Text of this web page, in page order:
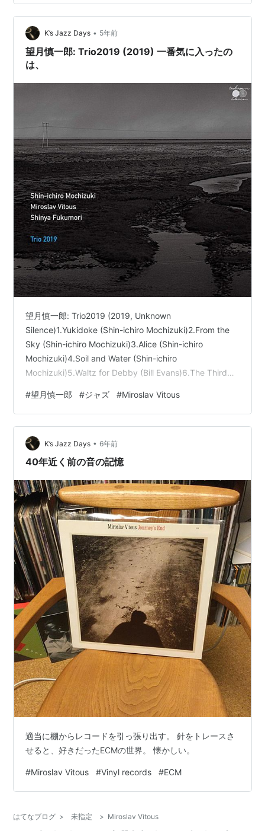
K’s Jazz Days • 5年前
望月慎一郎: Trio2019 (2019) 一番気に入ったの
は、
望月慎一郎: Trio2019 (2019, Unknown
Silence)1.Yukidoke (Shin-ichiro Mochizuki)2.From the
Sky (Shin-ichiro Mochizuki)3.Alice (Shin-ichiro
Mochizuki)4.Soil and Water (Shin-ichiro
Mochizuki)5.Waltz for Debby (Bill Evans)6.The Third
Vitous(b), 福盛進也(ds)Recorded …
#望月慎一郎 #ジャズ #Miroslav Vitous
K’s Jazz Days • 6年前
40年近く前の音の記憶
適当に棚からレコードを引っ張り出す。 針をトレースさ
せると、好きだったECMの世界。 懐かしい。
#Miroslav Vitous #Vinyl records #ECM
はてなブログ > 未指定 > Miroslav Vitous